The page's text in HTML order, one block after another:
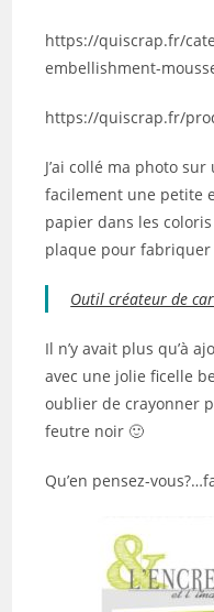
https://quiscrap.fr/
embellishment-
https://quiscrap.fr/
J’ai collé ma photo
facilement une petite
papier dans les
plaque pour fabriquer
Outil créateur de
Il n’y avait plus qu’à
avec une jolie ficelle
oublier de crayonner
feutre noir 🙂
Qu’en pensez-